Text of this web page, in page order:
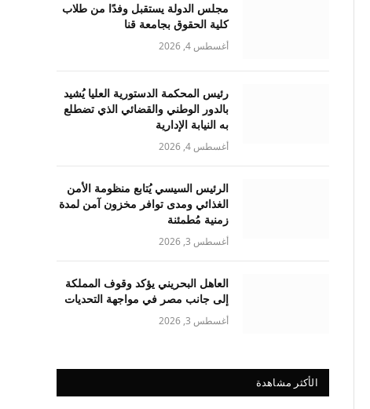
مجلس الدولة يستقبل وفدًا من طلاب
كلية الحقوق بجامعة قنا
أغسطس 4, 2026
رئيس المحكمة الدستورية العليا يُشيد
بالدور الوطني والقضائي الذي تضطلع
به النيابة الإدارية
أغسطس 4, 2026
الرئيس السيسي يُتابع منظومة الأمن
الغذائي ومدى توافر مخزون آمن لمدة
زمنية مُطمئنة
أغسطس 3, 2026
العاهل البحريني يؤكد وقوف المملكة
إلى جانب مصر في مواجهة التحديات
أغسطس 3, 2026
الأكثر مشاهدة